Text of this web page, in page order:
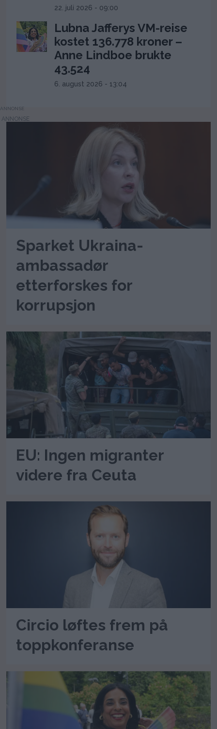
22. juli 2026 - 09:00
Lubna Jafferys VM-reise
kostet 136.778 kroner –
Anne Lindboe brukte
43.524
6. august 2026 - 13:04
ANNONSE
Sparket Ukraina-
ambassadør
etterforskes for
korrupsjon
EU: Ingen migranter
videre fra Ceuta
Circio løftes frem på
toppkonferanse